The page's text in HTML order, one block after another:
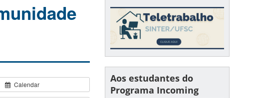
Calendar
Aos estudantes do
Programa Incoming